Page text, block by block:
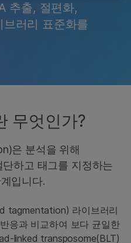
추출, 절편화,
러리 표준화를
무엇인가?
은 분석을 위해
하고 태그를 지정하는
입니다.
tagmentation) 라이브러리
응과 비교하여 보다 균일한
linked transposome(BLT)